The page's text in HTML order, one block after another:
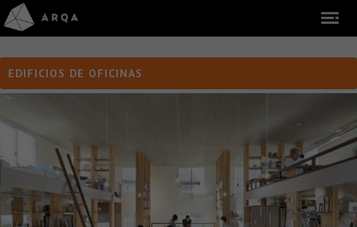
EDIFICIOS DE OFICINAS